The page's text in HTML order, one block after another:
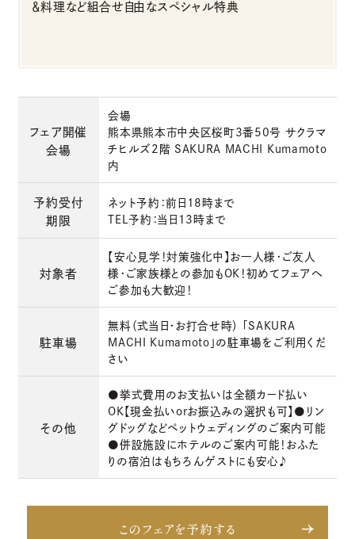
＆料理など組合せ自由なスペシャル特典
フェア開催
会場
会場
熊本県熊本市中央区桜町3番50号 サクラマ
チヒルズ2階 SAKURA MACHI Kumamoto
内
予約受付
期限
ネット予約：前日18時まで
TEL予約：当日13時まで
対象者
【安心見学！対策強化中】お一人様・ご友人
様・ご家族様との参加もOK！初めてフェアへ
ご参加も大歓迎！
駐車場
無料（式当日・お打合せ時） 「SAKURA
MACHI Kumamoto」の駐車場をご利用くだ
さい
その他
●挙式費用のお支払いは全額カード払い
OK【現金払いorお振込みの選択も可】●リン
グドッグなどペットウェディングのご案内可能
●併設施設にホテルのご案内可能！おふた
りの宿泊はもちろんゲストにも安心♪
このフェアを予約する